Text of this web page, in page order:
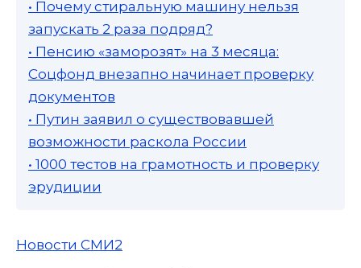
• Почему стиральную машину нельзя
запускать 2 раза подряд?
• Пенсию «заморозят» на 3 месяца:
Соцфонд внезапно начинает проверку
документов
• Путин заявил о существовавшей
возможности раскола России
• 1000 тестов на грамотность и проверку
эрудиции
Новости СМИ2